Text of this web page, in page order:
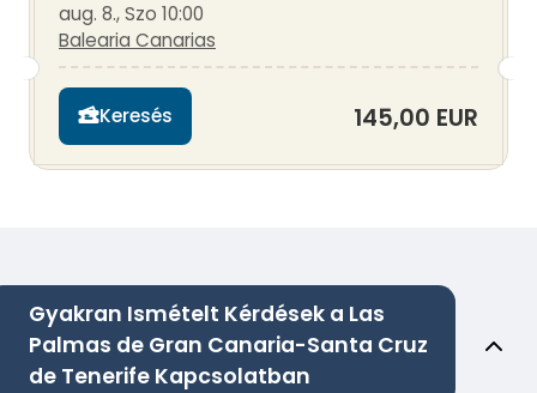
aug. 8., Szo 10:00
Balearia Canarias
Keresés 145,00 EUR
Gyakran Ismételt Kérdések a Las
Palmas de Gran Canaria-Santa Cruz
de Tenerife Kapcsolatban